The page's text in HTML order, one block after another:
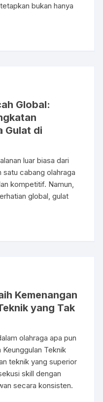
bukan hanya
Global:
Gulat di
luar biasa dari
satu cabang olahraga
kompetitif. Namun,
global, gulat
Kemenangan
yang Tak
olahraga apa pun
Teknik
teknik yang superior
skill dengan
secara konsisten.